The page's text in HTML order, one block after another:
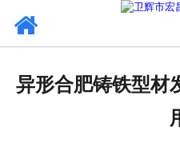
异形合肥铸铁型材